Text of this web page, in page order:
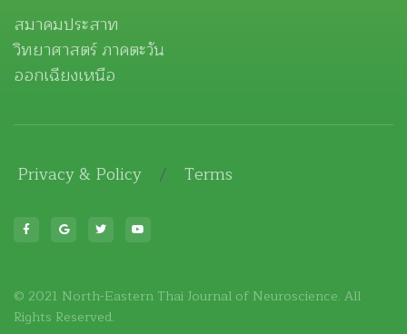
สมาคมประสาท
วิทยาศาสตร์ ภาคตะวัน
ออกเฉียงเหนือ
Privacy & Policy / Terms
© 2021 North-Eastern Thai Journal of Neuroscience. All
Rights Reserved.